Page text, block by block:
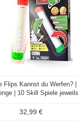
Flips Kannst du Werfen?
| 10 Skill Spiele
32,99 €